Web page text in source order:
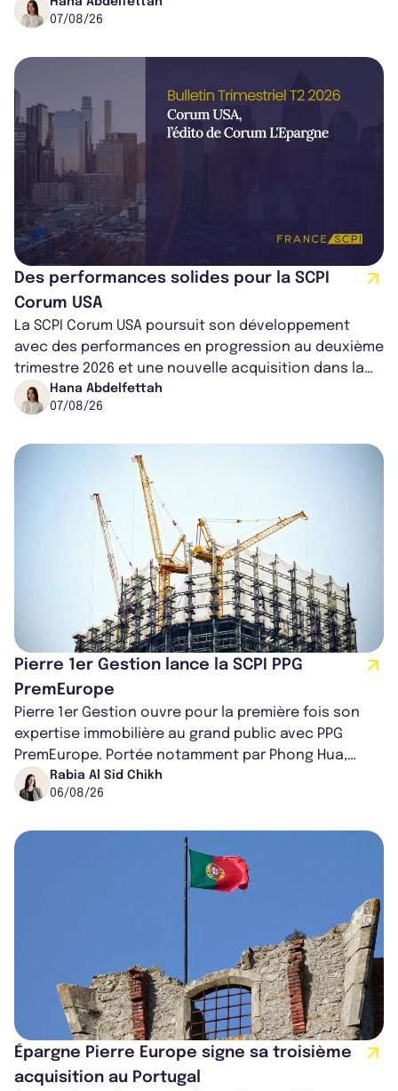
07/08/26
Des performances solides pour la SCPI
Corum USA
La SCPI Corum USA poursuit son développement
avec des performances en progression au deuxième
trimestre 2026 et une nouvelle acquisition dans la
région de Chicago. Entre hausse de...
Hana Abdelfettah
07/08/26
Pierre 1er Gestion lance la SCPI PPG
PremEurope
Pierre 1er Gestion ouvre pour la première fois son
expertise immobilière au grand public avec PPG
PremEurope. Portée notamment par Phong Hua,
ancien directeur des investissements d...
Rabia Al Sid Chikh
06/08/26
Épargne Pierre Europe signe sa troisième
acquisition au Portugal